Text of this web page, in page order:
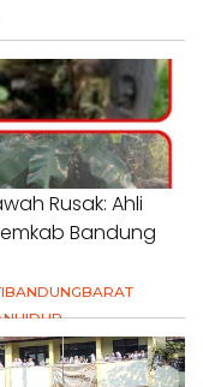
Rusak: Ahli
Bandung